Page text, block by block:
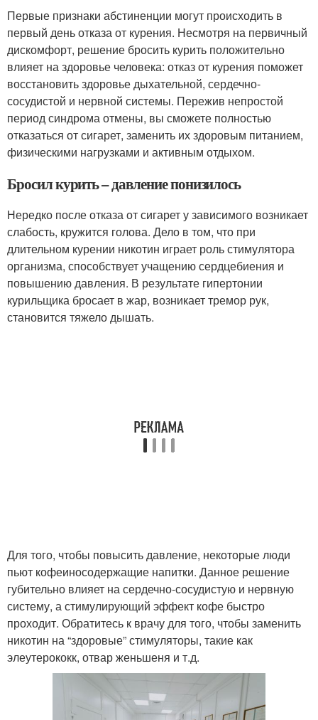
Первые признаки абстиненции могут происходить в
первый день отказа от курения. Несмотря на первичный
дискомфорт, решение бросить курить положительно
влияет на здоровье человека: отказ от курения поможет
восстановить здоровье дыхательной, сердечно-
сосудистой и нервной системы. Пережив непростой
период синдрома отмены, вы сможете полностью
отказаться от сигарет, заменить их здоровым питанием,
физическими нагрузками и активным отдыхом.
Бросил курить – давление понизилось
Нередко после отказа от сигарет у зависимого возникает
слабость, кружится голова. Дело в том, что при
длительном курении никотин играет роль стимулятора
организма, способствует учащению сердцебиения и
повышению давления. В результате гипертонии
курильщика бросает в жар, возникает тремор рук,
становится тяжело дышать.
Для того, чтобы повысить давление, некоторые люди
пьют кофеиносодержащие напитки. Данное решение
губительно влияет на сердечно-сосудистую и нервную
систему, а стимулирующий эффект кофе быстро
проходит. Обратитесь к врачу для того, чтобы заменить
никотин на “здоровые” стимуляторы, такие как
элеутерококк, отвар женьшеня и т.д.